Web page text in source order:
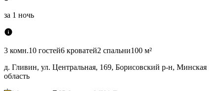
за 1 ночь
3 комн.10 гостей6 кроватей2 спальни100 м²
д. Гливин, ул. Центральная, 169, Борисовский р-н, Минская
область